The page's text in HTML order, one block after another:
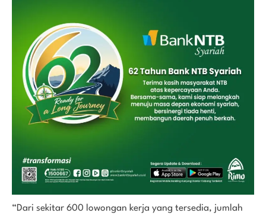
“Dari sekitar 600 lowongan kerja yang tersedia, jumlah